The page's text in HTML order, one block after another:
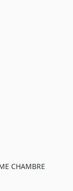
CHAMBRE